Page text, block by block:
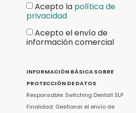
Acepto la política de
privacidad
Acepto el envío de
información comercial
INFORMACIÓN BÁSICA SOBRE
PROTECCIÓN DE DATOS
Responsable: Switching Dentall SLP
Finalidad: Gestionar el envío de